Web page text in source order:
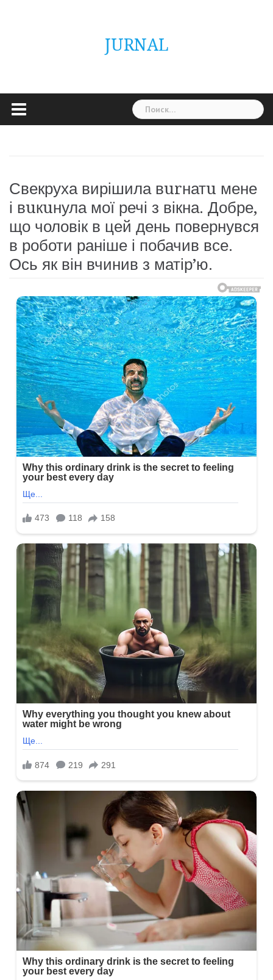
JURNAL
Найти:
Свекруха вирішила вurнатu мене
і вuкuнула мої речі з вікна. Добре,
що чоловік в цей день повернувся
в роботи раніше і побачив все.
Ось як він вчинив з матір’ю.